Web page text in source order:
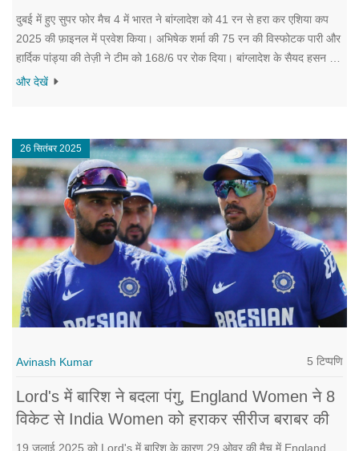
दुबई में हुए सुपर फोर मैच 4 में भारत ने बांग्लादेश को 41 रन से हरा कर एशिया कप
2025 की फ़ाइनल में प्रवेश किया। अभिषेक शर्मा की 75 रन की विस्फोटक पारी और
हार्दिक पांड्या की तेज़ी ने टीम को 168/6 पर रोक दिया। बांग्लादेश के सैयद हसन की
69 बलवे के बावजूद वह 127 पर सीमित रहे। कुलेदिप यादव और बुमराह के प्रभावी
और देखें
26 सितंबर 2025
Avinash Kumar 5 टिप्पणि
Lord's में बारिश ने बदला पंगु, England Women ने 8
विकेट से India Women को हराकर सीरीज बराबर की
19 जुलाई 2025 को Lord's में बारिश के कारण 29 ओवर की मैच में England